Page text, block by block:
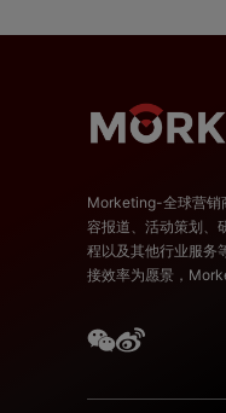
Morketing-全球营销
容报道、活动策划、
程以及其他行业服务
接效率为愿景，